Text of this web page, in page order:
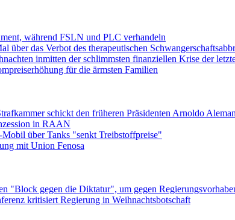
während FSLN und PLC verhandeln
über das Verbot des therapeutischen
inmitten der schlimmsten finanziellen Krise der
für die ärmsten Familien
schickt den früheren Präsidenten Arnoldo
in RAAN
über Tanks "senkt Treibstoffpreise"
mit Union Fenosa
"Block gegen die Diktatur", um gegen
kritisiert Regierung in Weihnachtsbotschaft